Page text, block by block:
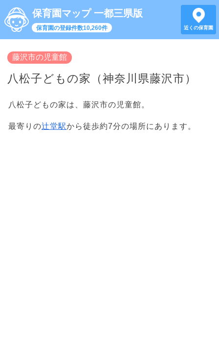
保育園マップ 一都三県版
保育園の登録件数10,260件 近くの保育園
藤沢市の児童館
八松子どもの家（神奈川県藤沢市）
八松子どもの家は、藤沢市の児童館。
最寄りの辻堂駅から徒歩約7分の場所にあります。